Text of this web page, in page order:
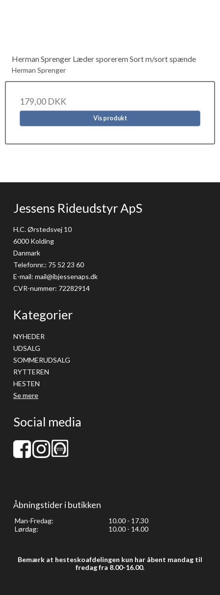
Herman Sprenger Læder sporerem Sort m/sort spænde
Herman Sprenger
179,00 DKK
Vis produkt
Jessens Rideudstyr ApS
H.C. Ørstedsvej 10
6000 Kolding
Danmark
Telefonnr.: 75 52 23 60
E-mail: mail@ibjessenaps.dk
CVR-nummer: 72282914
Kategorier
NYHEDER
UDSALG
SOMMERUDSALG
RYTTEREN
HESTEN
Se mere
Social media
Åbningstider i butikken
Man-Fredag:
10.00 - 17.30
Lørdag:
10.00 - 14.00
Bemærk at hesteskoafdelingen kun har åbent mandag til
fredag fra 8.00-16.00.